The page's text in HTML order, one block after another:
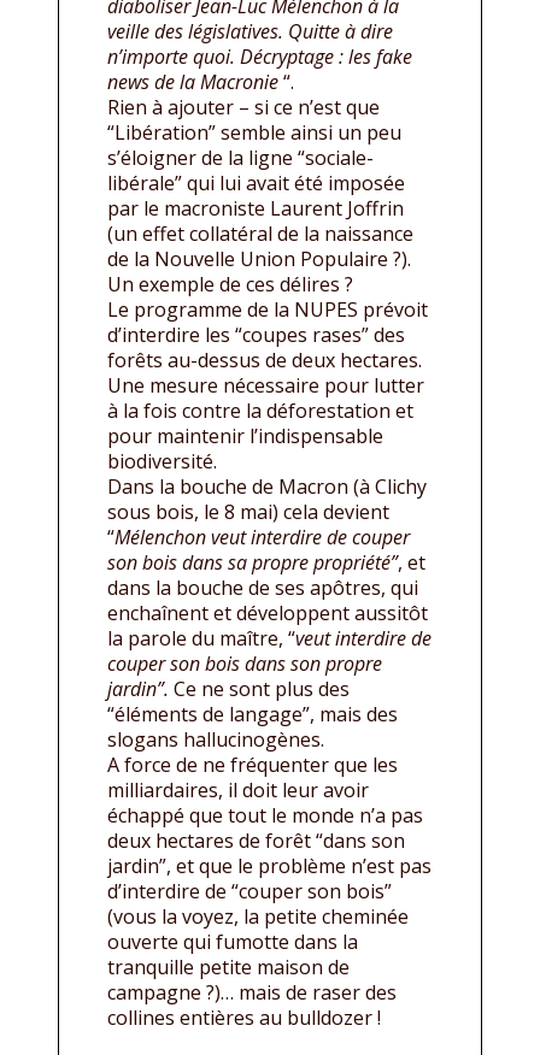
diaboliser Jean-Luc Mélenchon à la
veille des législatives. Quitte à dire
n’importe quoi. Décryptage : les fake
news de la Macronie“.
Rien à ajouter – si ce n’est que
“Libération” semble ainsi un peu
s’éloigner de la ligne “sociale-
libérale” qui lui avait été imposée
par le macroniste Laurent Joffrin
(un effet collatéral de la naissance
de la Nouvelle Union Populaire ?).
Un exemple de ces délires ?
Le programme de la NUPES prévoit
d’interdire les “coupes rases” des
forêts au-dessus de deux hectares.
Une mesure nécessaire pour lutter
à la fois contre la déforestation et
pour maintenir l’indispensable
biodiversité.
Dans la bouche de Macron (à Clichy
sous bois, le 8 mai) cela devient
“Mélenchon veut interdire de couper
son bois dans sa propre propriété”, et
dans la bouche de ses apôtres, qui
enchaînent et développent aussitôt
la parole du maître, “veut interdire de
couper son bois dans son propre
jardin”. Ce ne sont plus des
“éléments de langage”, mais des
slogans hallucinogènes.
A force de ne fréquenter que les
milliardaires, il doit leur avoir
échappé que tout le monde n’a pas
deux hectares de forêt “dans son
jardin”, et que le problème n’est pas
d’interdire de “couper son bois”
(vous la voyez, la petite cheminée
ouverte qui fumotte dans la
tranquille petite maison de
campagne ?)… mais de raser des
collines entières au bulldozer !